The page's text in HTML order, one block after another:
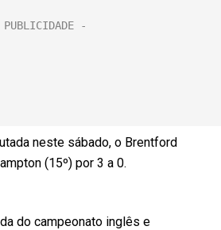
neste sábado, o Brentford
(15º) por 3 a 0.
do campeonato inglês e